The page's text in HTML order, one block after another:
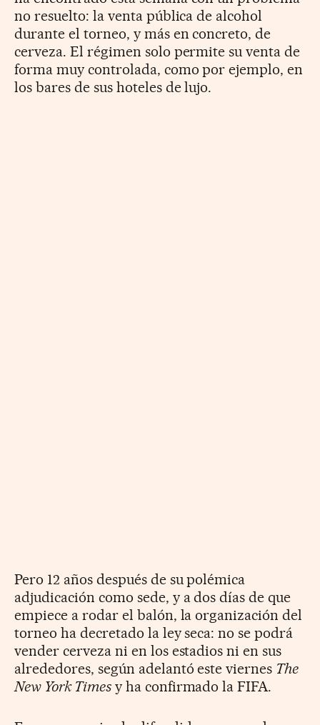
no resuelto: la venta pública de alcohol
durante el torneo, y más en concreto, de
cerveza. El régimen solo permite su venta de
forma muy controlada, como por ejemplo, en
los bares de sus hoteles de lujo.
Pero 12 años después de su polémica
adjudicación como sede, y a dos días de que
empiece a rodar el balón, la organización del
torneo ha decretado la ley seca: no se podrá
vender cerveza ni en los estadios ni en sus
alrededores, según adelantó este viernes The
New York Timesy ha confirmado la FIFA.